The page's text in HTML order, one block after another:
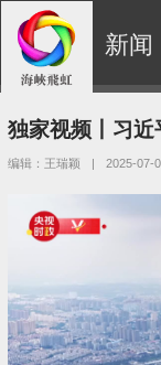
新闻
独家视频丨习
编辑：王瑞颖 | 2025-07-